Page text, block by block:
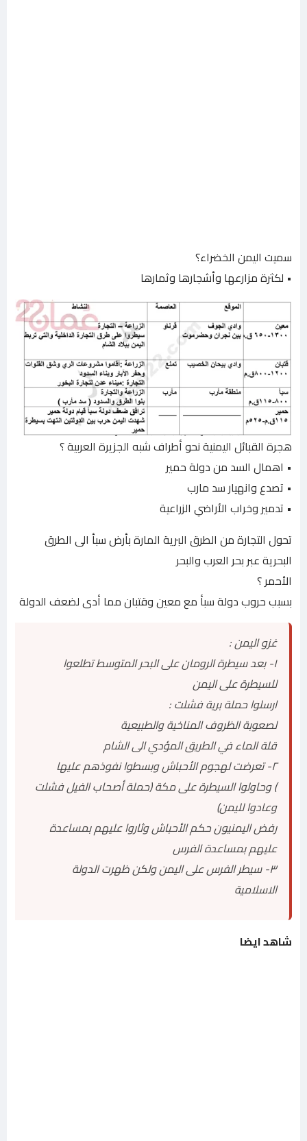
سميت اليمن الخضراء؟
• لكثرة مزارعها وأشجارها وثمارها
هجرة القبائل اليمنية نحو أطراف شبه الجزيرة العربية ؟
• اهمال السد من دولة حمير
• تصدع وانهيار سد مارب
• تدمير وخراب الأراضي الزراعية
تحول التجارة من الطرق البرية المارة بأرض سبأ الى الطرق
البحرية عبر بحر العرب والبحر
الأحمر ؟
بسبب حروب دولة سبأ مع معين وقتبان مما أدى لضعف الدولة
غزو اليمن :
١- بعد سيطرة الرومان على البحر المتوسط تطلعوا
للسيطرة على اليمن
ارسلوا حملة برية فشلت :
لصعوبة الظروف المناخية والطبيعية
قلة الماء في الطريق المؤدي الى الشام
٢- تعرضت لهجوم الأحباش وبسطوا نفوذهم عليها
) وحاولوا السيطرة على مكة (حملة أصحاب الفيل فشلت
وعادوا لليمن)
رفض اليمنيون حكم الأحباش وثاروا عليهم بمساعدة
عليهم بمساعدة الفرس
٣- سيطر الفرس على اليمن ولكن ظهرت الدولة
الاسلامية
شاهد ايضا